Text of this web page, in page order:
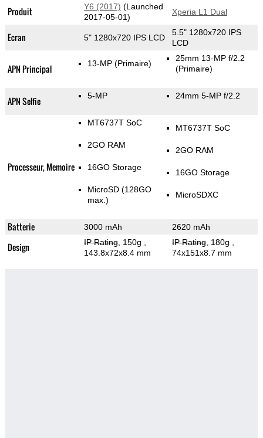
Produit Y6 (2017) (Launched
2017-05-01)
Xperia L1 Dual
Ecran 5" 1280x720 IPS LCD
5.5" 1280x720 IPS
LCD
APN Principal 13-MP (Primaire)
25mm 13-MP f/2.2
(Primaire)
APN Selfie 5-MP 24mm 5-MP f/2.2
Processeur, Memoire
MT6737T SoC
2GO RAM
16GO Storage
MicroSD (128GO
max.)
MT6737T SoC
2GO RAM
16GO Storage
MicroSDXC
Batterie 3000 mAh 2620 mAh
Design IP Rating, 150g
143.8x72x8.4 mm
IP Rating, 180g
74x151x8.7 mm